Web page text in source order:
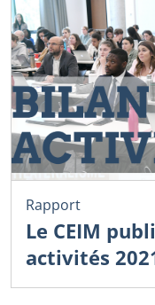
Rapport
Le CEIM
activités